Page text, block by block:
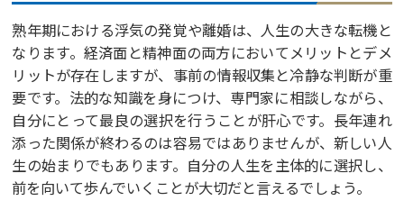
熟年期における浮気の発覚や離婚は、人生の大きな転機と
なります。経済面と精神面の両方においてメリットとデメ
リットが存在しますが、事前の情報収集と冷静な判断が重
要です。法的な知識を身につけ、専門家に相談しながら、
自分にとって最良の選択を行うことが肝心です。長年連れ
添った関係が終わるのは容易ではありませんが、新しい人
生の始まりでもあります。自分の人生を主体的に選択し、
前を向いて歩んでいくことが大切だと言えるでしょう。